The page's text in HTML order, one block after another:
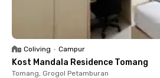
Coliving • Campur
Kost Mandala Residence Tomang
Tomang, Grogol Petamburan